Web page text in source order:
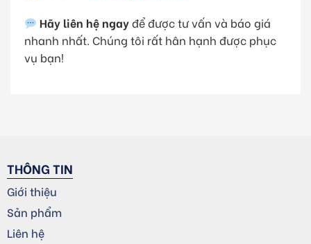
Hãy liên hệ ngayđể được tư vấn và báo giá
nhanh nhất. Chúng tôi rất hân hạnh được phục
vụ bạn!
THÔNG TIN
Giới thiệu
Sản phẩm
Liên hệ